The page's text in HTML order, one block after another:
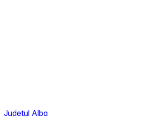
Județul Alba